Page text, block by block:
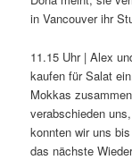
in Vancouver ihr
11.15 Uhr | Alex
kaufen für Salat
Mokkas
verabschieden
konnten wir uns
das nächste